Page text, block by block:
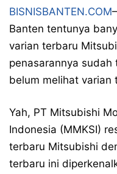
BISNISBANTEN.COM
Banten tentunya
varian terbaru
penasarannya
belum melihat varian
Yah, PT Mitsubishi
Indonesia (MMKSI)
terbaru Mitsubishi
terbaru ini